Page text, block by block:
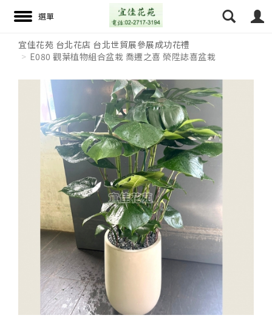
宜佳花苑 台北花店 台北世貿展參展成功花禮
E080 觀葉植物組合盆栽 喬遷之喜 榮陞誌喜盆栽